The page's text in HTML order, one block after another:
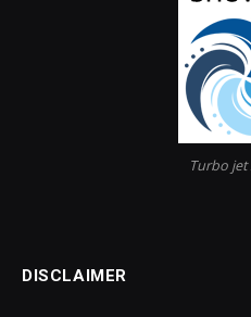
Turbo
DISCLAIMER